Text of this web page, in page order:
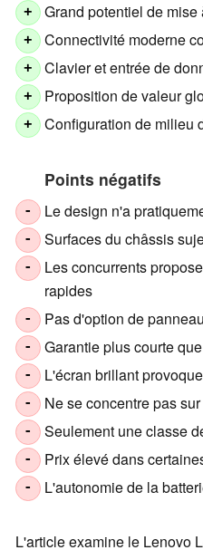
+ Grand potentiel de
+ Connectivité moderne
+ Clavier et entrée de
+ Proposition de valeur
+ Configuration de milieu
Points négatifs
- Le design n'a
- Surfaces du châssis
-
Les concurrents
rapides
- Pas d'option de
- Garantie plus courte
- L'écran brillant
- Ne se concentre pas
- Seulement une classe
- Prix élevé dans
- L'autonomie de la
L'article examine le Lenovo